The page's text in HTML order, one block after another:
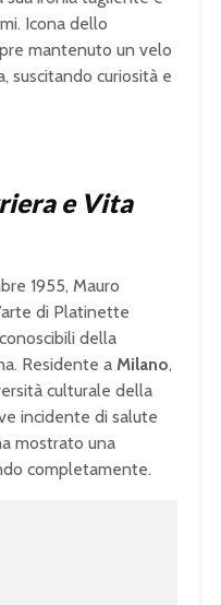
Icona dello
mantenuto un velo
suscitando curiosità e
e Vita
1955, Mauro
di Platinette
della
Residente a Milano,
culturale della
incidente di salute
mostrato una
completamente.